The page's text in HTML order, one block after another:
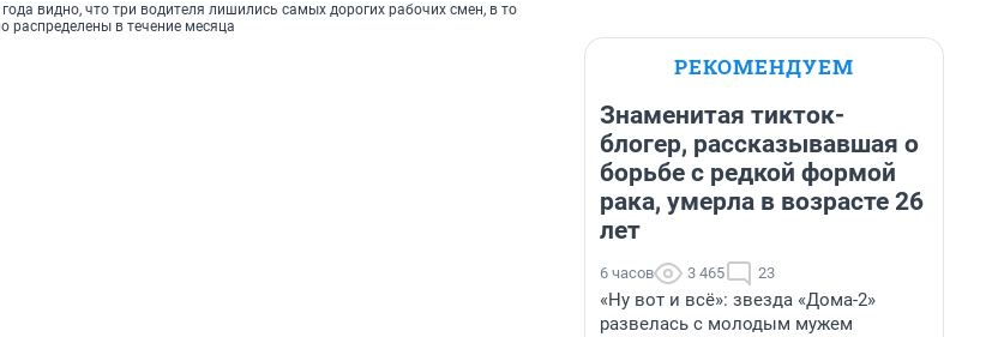
видно, что три водителя лишились самых дорогих рабочих смен, в то
распределены в течение месяца
РЕКОМЕНДУЕМ
Знаменитая тикток-
блогер, рассказывавшая о
борьбе с редкой формой
рака, умерла в возрасте 26
лет
6 часов 3 465 23
«Ну вот и всё»: звезда «Дома-2»
развелась с молодым мужем